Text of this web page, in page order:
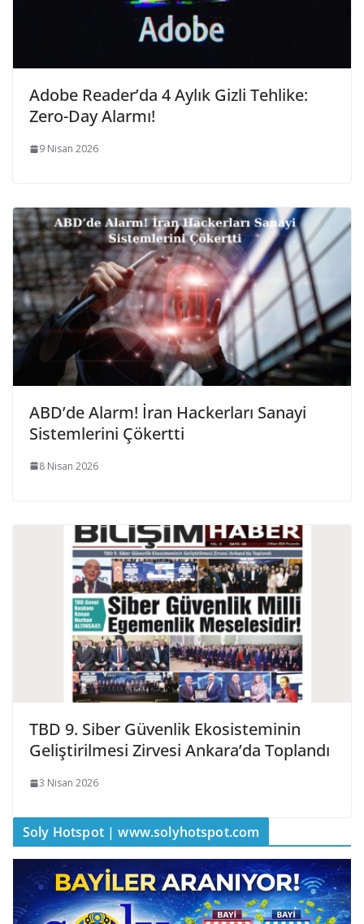
Adobe Reader’da 4 Aylık Gizli Tehlike:
Zero-Day Alarmı!
9 Nisan 2026
ABD’de Alarm! İran Hackerları Sanayi
Sistemlerini Çökertti
8 Nisan 2026
TBD 9. Siber Güvenlik Ekosisteminin
Geliştirilmesi Zirvesi Ankara’da Toplandı
3 Nisan 2026
Soly Hotspot | www.solyhotspot.com